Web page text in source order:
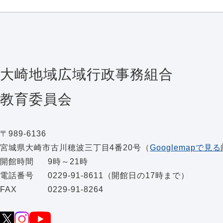
大崎地域広域行政事務組合
教育委員会
〒989-6136
宮城県大崎市古川穂波三丁目4番20号 （Googlemapで見る
開館時間
9時～21時
電話番号
0229-91-8611（開館日の17時まで）
FAX
0229-91-8264